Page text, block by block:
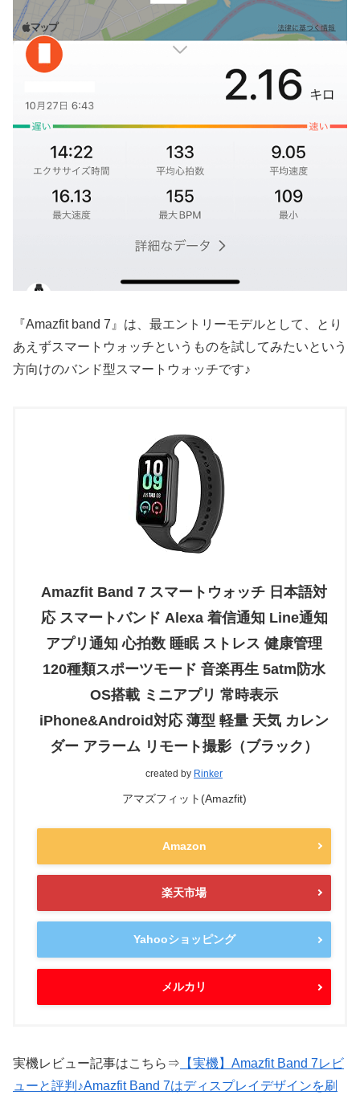
『Amazfit band 7』は、最エントリーモデルとして、とり
あえずスマートウォッチというものを試してみたいという
方向けのバンド型スマートウォッチです♪
Amazfit Band 7 スマートウォッチ 日本語対
応 スマートバンド Alexa 着信通知 Line通知
アプリ通知 心拍数 睡眠 ストレス 健康管理
120種類スポーツモード 音楽再生 5atm防水
OS搭載 ミニアプリ 常時表示
iPhone&Android対応 薄型 軽量 天気 カレン
ダー アラーム リモート撮影（ブラック）
created by Rinker
アマズフィット(Amazfit)
Amazon
楽天市場
Yahooショッピング
メルカリ
実機レビュー記事はこちら⇒ 【実機】Amazfit Band 7レビ
ューと評判♪Amazfit Band 7はディスプレイデザインを刷